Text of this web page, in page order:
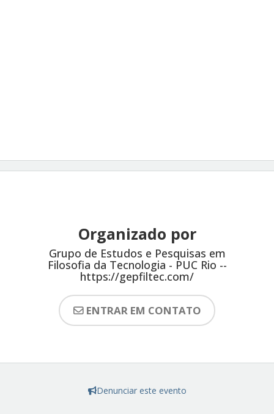
Organizado por
Grupo de Estudos e Pesquisas em
Filosofia da Tecnologia - PUC Rio --
https://gepfiltec.com/
ENTRAR EM CONTATO
Denunciar este evento